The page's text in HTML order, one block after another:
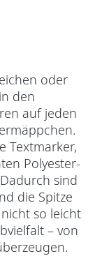
oder
den
auf jeden
Textmarker,
Polyester-
sind
die Spitze
so leicht
– von